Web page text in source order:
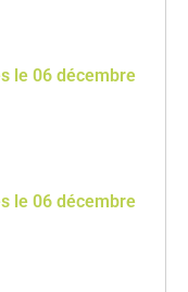
le 06 décembre
le 06 décembre